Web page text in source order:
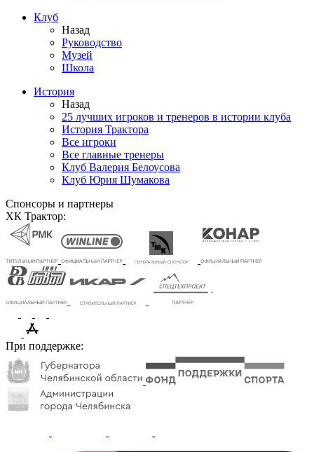
Клуб
Назад
Руководство
Музей
Школа
История
Назад
25 лучших игроков и тренеров в истории клуба
История Трактора
Все игроки
Все главные тренеры
Клуб Валерия Белоусова
Клуб Юрия Шумакова
Спонсоры и партнеры
ХК Трактор:
При поддержке: